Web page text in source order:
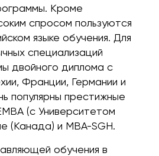
Кроме
спросом пользуются
языке обучения. Для
специализаций
двойного диплома с
Франции, Германии и
популярны престижные
(с Университетом
(Канада) и MBA-SGH.
обучения в